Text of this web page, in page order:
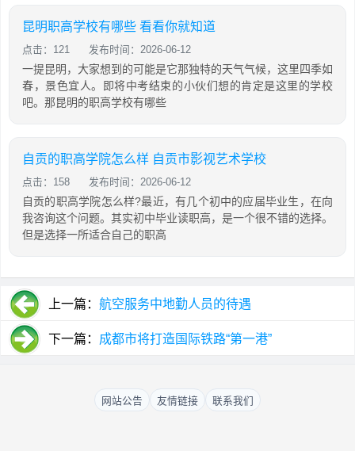
昆明职高学校有哪些 看看你就知道
点击：121 发布时间：2026-06-12
一提昆明，大家想到的可能是它那独特的天气气候，这里四季如
春，景色宜人。即将中考结束的小伙们想的肯定是这里的学校
吧。那昆明的职高学校有哪些
自贡的职高学院怎么样 自贡市影视艺术学校
点击：158 发布时间：2026-06-12
自贡的职高学院怎么样?最近，有几个初中的应届毕业生，在向
我咨询这个问题。其实初中毕业读职高，是一个很不错的选择。
但是选择一所适合自己的职高
上一篇： 航空服务中地勤人员的待遇
下一篇： 成都市将打造国际铁路“第一港”
网站公告 友情链接 联系我们